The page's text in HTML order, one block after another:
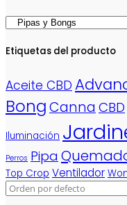
Etiquetas del producto
Aceite CBD
BongCanna CBD
Iluminación
Perros Pipa
Top Crop Ventilador